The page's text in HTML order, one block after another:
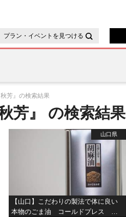
プラン・イベントを見つける
芳』の検索結果
芳』 の検索結果
山口県
【山口】こだわりの製法で体に良い
本物のごま油 コールドプレス た